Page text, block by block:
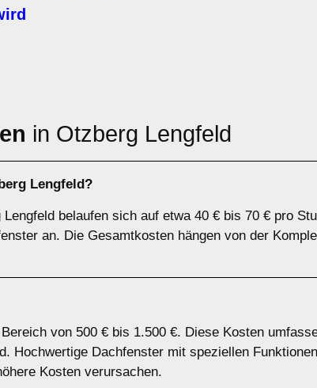
in Otzberg Lengfeld
Lengfeld?
belaufen sich auf etwa 40 € bis 70 € pro
an. Die Gesamtkosten hängen von der
von 500 € bis 1.500 €. Diese Kosten
Hochwertige Dachfenster mit speziellen
Kosten verursachen.